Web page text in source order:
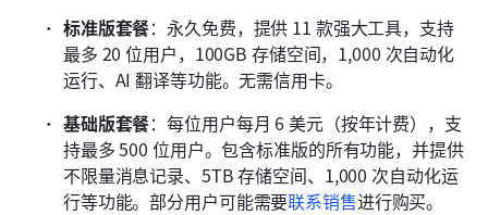
标准版套餐：永久免费，提供 11 款强大工具，支持
最多 20 位用户，100GB 存储空间，1,000 次自动化
运行、AI 翻译等功能。无需信用卡。
基础版套餐：每位用户每月 6 美元（按年计费），支
持最多 500 位用户。包含标准版的所有功能，并提供
不限量消息记录、5TB 存储空间、1,000 次自动化运
行等功能。部分用户可能需要联系销售进行购买。